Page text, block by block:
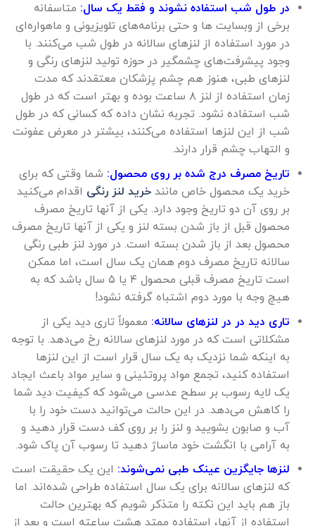
در طول شب استفاده نشوند و فقط یک سال: متاسفانه
برخی از وبسایت ها و حتی برنامه‌های تلویزیونی و ماهواره‌ای
در مورد استفاده از لنزهای سالانه در طول شب می‌کنند. با
وجود پیشرفت‌های چشمگیر در حوزه تولید لنزهای رنگی و
لنزهای طبی، هنوز هم چشم پزشکان معتقدند که مدت
زمان استفاده از لنز ۸ ساعت بوده و بهتر است که در طول
شب استفاده نشود. تجربه نشان داده که کسانی که در طول
شب از این لنزها استفاده می‌کنند، بیشتر در معرض عفونت
و التهاب چشم قرار دارند.
تاریخ مصرف درج شده بر روی محصول: شما وقتی که برای
خرید یک محصول خاص مانند خرید لنز رنگی اقدام می‌کنید
بر روی آن دو تاریخ وجود دارد. یکی از آنها تاریخ مصرف
محصول قبل از باز شدن بسته لنز و یکی از آنها تاریخ مصرف
محصول بعد از باز شدن بسته است. در مورد لنز طبی رنگی
سالانه تاریخ مصرف دوم همان یک سال است، اما ممکن
است تاریخ مصرف قبلی محصول ۴ یا ۵ سال باشد که به
هیچ وجه با مورد دوم اشتباه گرفته نشود!
تاری دید در در لنزهای سالانه: معمولاً تاری دید یکی از
مشکلاتی است که در مورد لنزهای سالانه رخ می‌دهد. با توجه
به اینکه شما نزدیک به یک سال قرار است از این لنزها
استفاده کنید، تجمع مواد پروتئینی و سایر مواد باعث ایجاد
یک لایه رسوب بر سطح عدسی می‌شود که کیفیت دید شما
را کاهش می‌دهد. در این حالت می‌توانید دست خود را با
آب و صابون بشویید و لنز را بر روی کف دست قرار دهید و
به آرامی با انگشت خود ماساژ دهید تا رسوب آن پاک شود.
لنزها جایگزین عینک طبی نمی‌شوند: این یک حقیقت است
که لنزهای سالانه برای یک سال استفاده طراحی شده‌اند. اما
باز هم باید این نکته را متذکر شویم که بهترین حالت
استفاده از آنها، استفاده ممتد هشت ساعته است و بعد از